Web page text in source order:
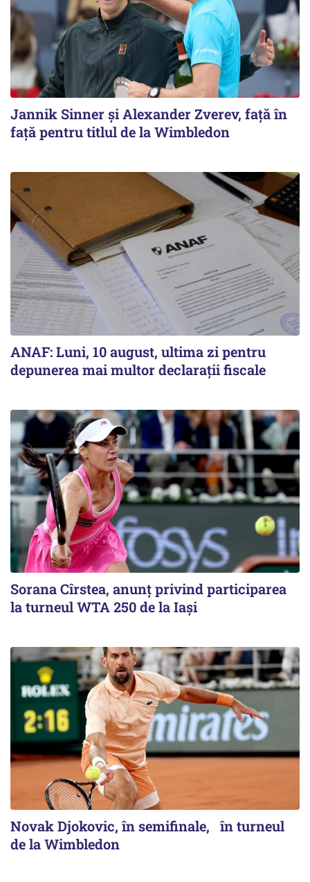
Jannik Sinner și Alexander Zverev, față în
față pentru titlul de la Wimbledon
ANAF: Luni, 10 august, ultima zi pentru
depunerea mai multor declarații fiscale
Sorana Cîrstea, anunț privind participarea
la turneul WTA 250 de la Iași
Novak Djokovic, în semifinale, în turneul
de la Wimbledon